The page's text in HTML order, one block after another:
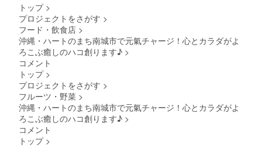
（ロ
ニック
トップ >
プロジェクトをさがす >
フード・飲食店 >
沖縄・ハートのまち南城市で元氣チャージ！心とカラダがよ
ろこぶ癒しのハコ創ります♪ >
コメント
トップ >
プロジェクトをさがす >
フルーツ・野菜 >
沖縄・ハートのまち南城市で元氣チャージ！心とカラダがよ
ろこぶ癒しのハコ創ります♪ >
コメント
トップ >